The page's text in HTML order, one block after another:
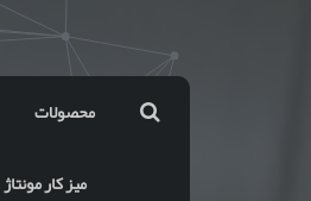
محصولات
میز کار مونتاژ